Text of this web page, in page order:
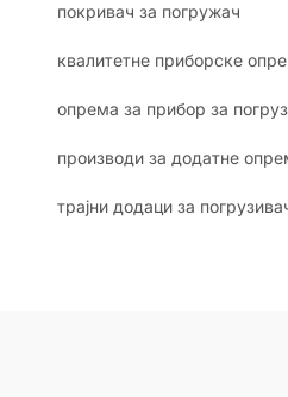
покривач за погружач
квалитетне приборске
опрема за прибор за
производи за додатне
трајни додаци за